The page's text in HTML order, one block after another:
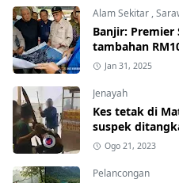
Alam Sekitar ,
Banjir:
tambahan
Jan 31, 2025
Jenayah
Kes tetak di
suspek
Ogo 21, 2023
Pelancongan